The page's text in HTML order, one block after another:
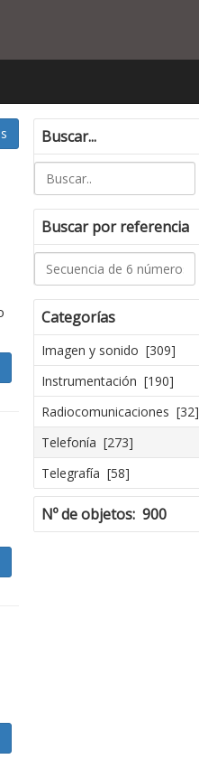
Buscar...
Buscar por referencia
Categorías
Imagen y sonido [309]
Instrumentación [190]
Radiocomunicaciones [32]
Telefonía [273]
Telegrafía [58]
Nº de objetos: 900